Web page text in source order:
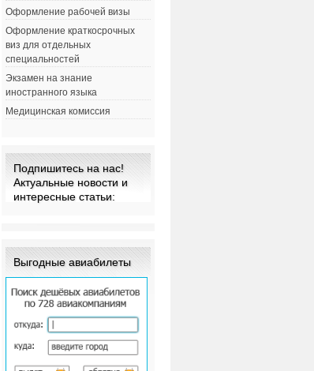
Оформление рабочей визы
Оформление краткосрочных
виз для отдельных
специальностей
Экзамен на знание
иностранного языка
Медицинская комиссия
Подпишитесь на нас!
Актуальные новости и
интересные статьи:
Выгодные авиабилеты